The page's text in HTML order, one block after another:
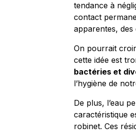
tendance à
contact
apparentes, des
On pourrait
cette idée est
bactéries et
l’hygiène de
De plus, l’eau
caractéristique
robinet. Ces